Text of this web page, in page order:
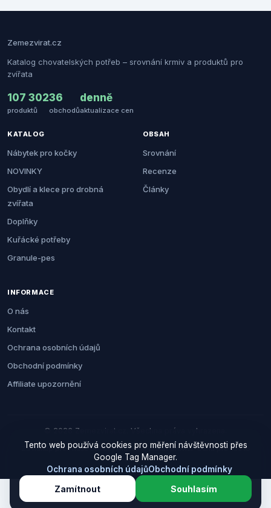
Zemezvirat.cz
Katalog chovatelských potřeb – srovnání krmiv a produktů pro
zvířata
107 302
produktů
36
obchodů
denně
aktualizace cen
KATALOG
Nábytek pro kočky
NOVINKY
Obydlí a klece pro drobná
zvířata
Doplňky
Kuřácké potřeby
Granule-pes
OBSAH
Srovnání
Recenze
Články
INFORMACE
O nás
Kontakt
Ochrana osobních údajů
Obchodní podmínky
Affiliate upozornění
© 2026 Zemezvirat.cz. Všechna práva vyhrazena.
Za nákup přes naše odkazy můžeme získat provizi. Cenu pro vás to
neovlivní.
Tento web používá cookies pro měření návštěvnosti přes
Google Tag Manager.
Ochrana osobních údajůObchodní podmínky
Zamítnout Souhlasím